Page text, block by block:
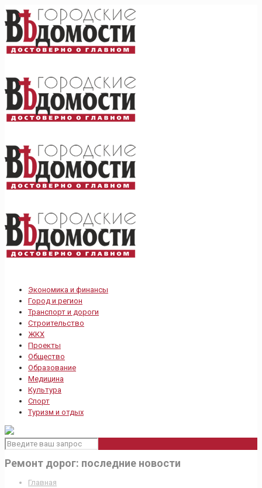
Экономика и финансы
Город и регион
Транспорт и дороги
Строительство
ЖКХ
Проекты
Общество
Образование
Медицина
Культура
Спорт
Туризм и отдых
Ремонт дорог: последние новости
Главная